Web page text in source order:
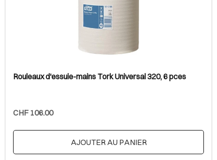
Rouleaux d'essuie-mains Tork Universal 320, 6 pces
CHF 106.00
AJOUTER AU PANIER